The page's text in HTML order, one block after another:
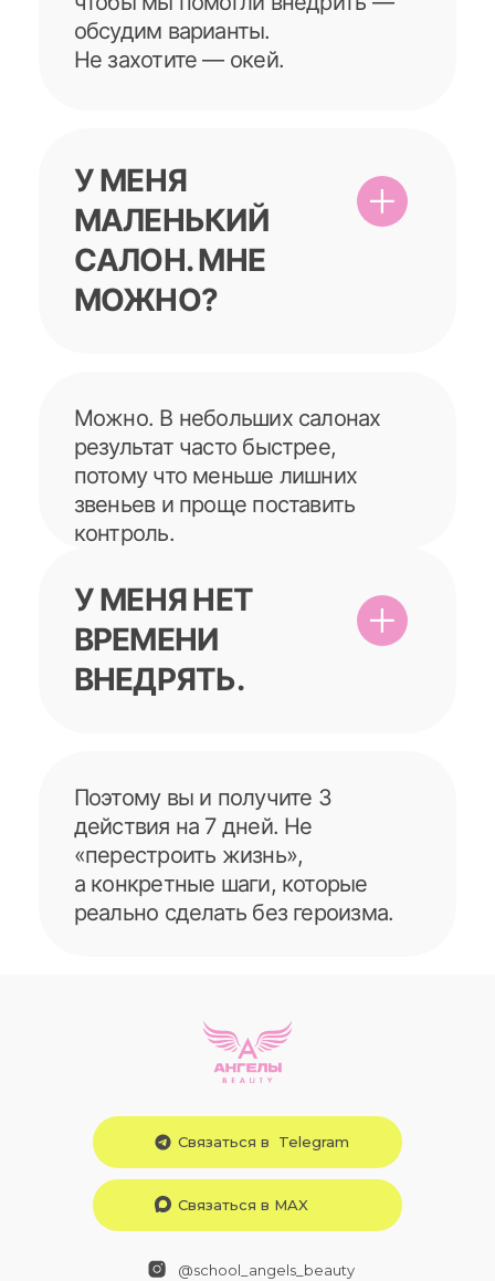
Связаться в Telegram
Связаться в MAX
@school_angels_beauty